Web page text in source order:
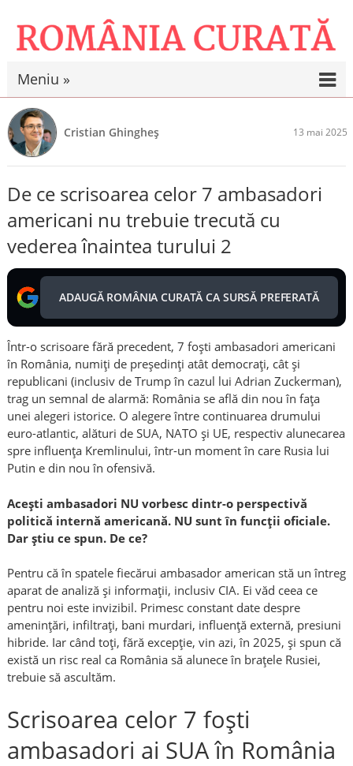
Meniu »
Cristian Ghingheș 13 mai 2025
De ce scrisoarea celor 7 ambasadori
americani nu trebuie trecută cu
vederea înaintea turului 2
ADAUGĂ ROMÂNIA CURATĂ CA SURSĂ PREFERATĂ
Într-o scrisoare fără precedent, 7 foști ambasadori americani
în România, numiți de președinți atât democrați, cât și
republicani (inclusiv de Trump în cazul lui Adrian Zuckerman),
trag un semnal de alarmă: România se află din nou în fața
unei alegeri istorice. O alegere între continuarea drumului
euro-atlantic, alături de SUA, NATO și UE, respectiv alunecarea
spre influența Kremlinului, într-un moment în care Rusia lui
Putin e din nou în ofensivă.
Acești ambasadori NU vorbesc dintr-o perspectivă
politică internă americană. NU sunt în funcții oficiale.
Dar știu ce spun. De ce?
Pentru că în spatele fiecărui ambasador american stă un întreg
aparat de analiză și informații, inclusiv CIA. Ei văd ceea ce
pentru noi este invizibil. Primesc constant date despre
amenințări, infiltrați, bani murdari, influență externă, presiuni
hibride. Iar când toți, fără excepție, vin azi, în 2025, și spun că
există un risc real ca România să alunece în brațele Rusiei,
trebuie să ascultăm.
Scrisoarea celor 7 foști
ambasadori ai SUA în România